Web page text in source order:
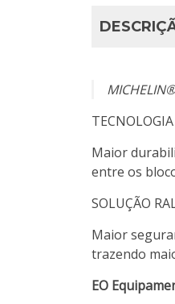
Maior
entre os
SOLUÇÃO
Maior
trazendo
EO